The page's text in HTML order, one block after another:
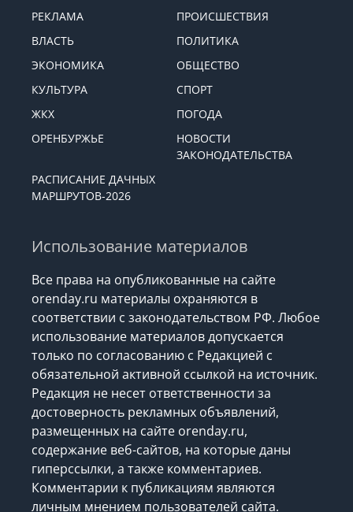
РЕКЛАМА
ПРОИСШЕСТВИЯ
ВЛАСТЬ
ПОЛИТИКА
ЭКОНОМИКА
ОБЩЕСТВО
КУЛЬТУРА
СПОРТ
ЖКХ
ПОГОДА
ОРЕНБУРЖЬЕ
НОВОСТИ
ЗАКОНОДАТЕЛЬСТВА
РАСПИСАНИЕ ДАЧНЫХ
МАРШРУТОВ-2026
Использование материалов
Все права на опубликованные на сайте
orenday.ru материалы охраняются в
соответствии с законодательством РФ. Любое
использование материалов допускается
только по согласованию с Редакцией с
обязательной активной ссылкой на источник.
Редакция не несет ответственности за
достоверность рекламных объявлений,
размещенных на сайте orenday.ru,
содержание веб-сайтов, на которые даны
гиперссылки, а также комментариев.
Комментарии к публикациям являются
личным мнением пользователей сайта.